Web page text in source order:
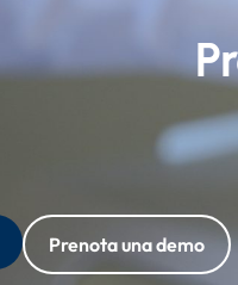
Prenota una demo